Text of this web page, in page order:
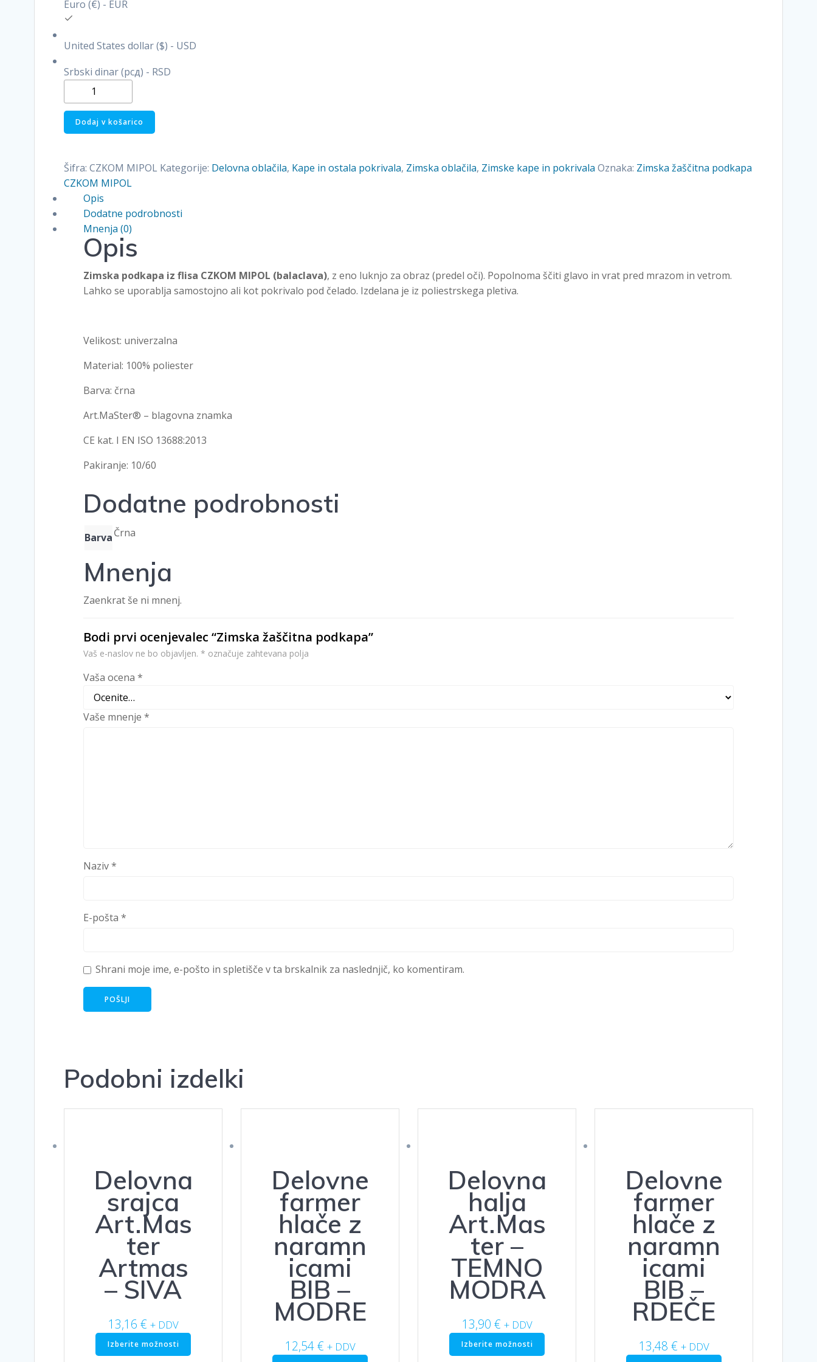
Euro (€) - EUR
United States dollar ($) - USD
Srbski dinar (рсд) - RSD
Zimska
žaščitna
podkapa
količina
Dodaj v košarico
Šifra: CZKOM MIPOL Kategorije: Delovna oblačila, Kape in ostala pokrivala, Zimska oblačila, Zimske kape in pokrivala Oznaka: Zimska žaščitna podkapa
CZKOM MIPOL
Opis
Dodatne podrobnosti
Mnenja (0)
Opis
Zimska podkapa iz flisa CZKOM MIPOL (balaclava), z eno luknjo za obraz (predel oči). Popolnoma ščiti glavo in vrat pred mrazom in vetrom.
Lahko se uporablja samostojno ali kot pokrivalo pod čelado. Izdelana je iz poliestrskega pletiva.
Velikost: univerzalna
Material: 100% poliester
Barva: črna
Art.MaSter® – blagovna znamka
CE kat. I EN ISO 13688:2013
Pakiranje: 10/60
Dodatne podrobnosti
BarvaČrna
Mnenja
Zaenkrat še ni mnenj.
Bodi prvi ocenjevalec “Zimska žaščitna podkapa”
Vaš e-naslov ne bo objavljen. * označuje zahtevana polja
Vaša ocena *
Vaše mnenje *
Naziv*
E-pošta *
Shrani moje ime, e-pošto in spletišče v ta brskalnik za naslednjič, ko komentiram.
Podobni izdelki
Delovna
srajca
Art.Mas
ter
Artmas
– SIVA
13,16 € + DDV
Izberite možnosti
Ta
izdelek
Delovne
farmer
hlače z
naramn
icami
BIB –
MODRE
12,54€ + DDV
Delovna
halja
Art.Mas
ter –
TEMNO
MODRA
13,90 € + DDV
Izberite možnosti
Ta
izdelek
Delovne
farmer
hlače z
naramn
icami
BIB –
RDEČE
13,48 € + DDV